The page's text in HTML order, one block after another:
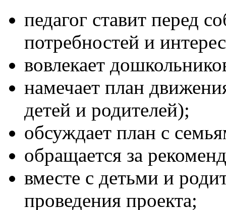
педагог ставит перед
потребностей и
вовлекает
намечает план
детей и родителей);
обсуждает план с
обращается за
вместе с детьми и
проведения проекта;